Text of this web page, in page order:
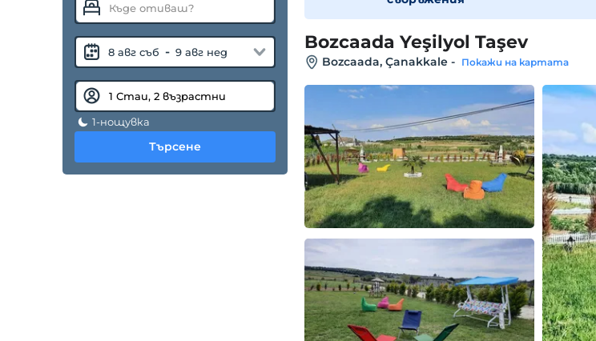
8 авг съб - 9 авг нед
1-нощувка
Търсене
Bozcaada Yeşilyol Taşev
Bozcaada, Çanakkale- Покажи на картата